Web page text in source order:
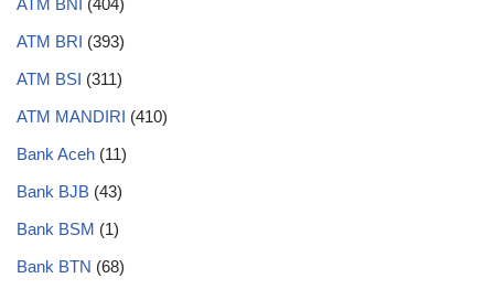
ATM BNI (404)
ATM BRI (393)
ATM BSI (311)
ATM MANDIRI (410)
Bank Aceh (11)
Bank BJB (43)
Bank BSM (1)
Bank BTN (68)